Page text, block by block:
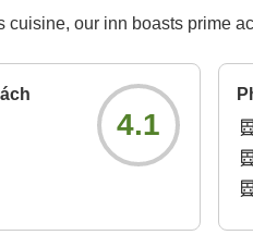
cuisine, our inn boasts prime
4.1